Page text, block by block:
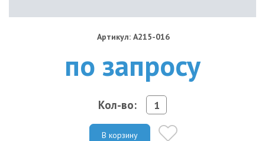
Артикул: A215-016
по запросу
Кол-во:
В корзину